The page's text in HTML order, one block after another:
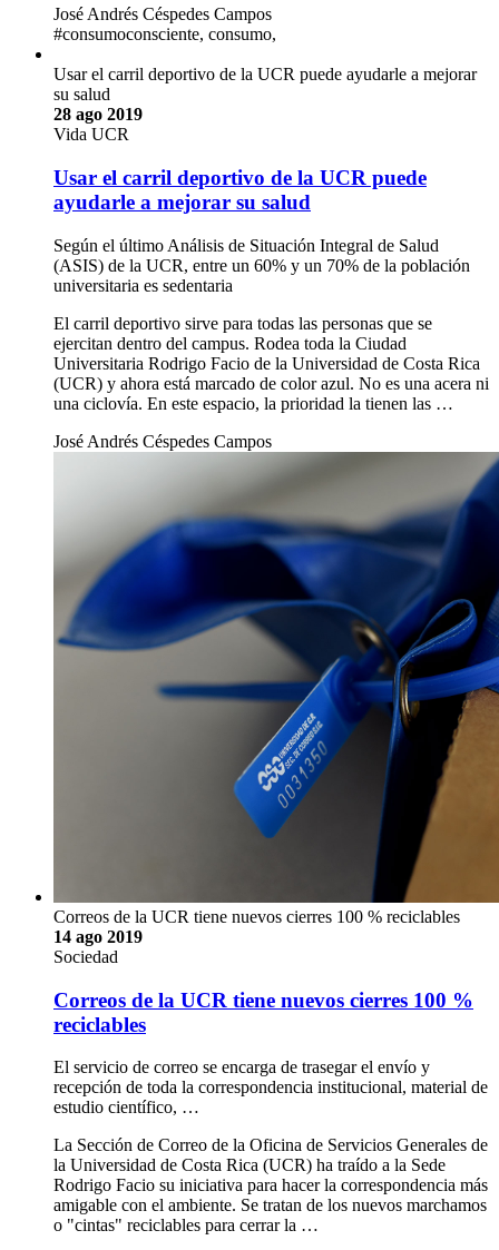
José Andrés Céspedes Campos
#consumoconsciente, consumo,
Usar el carril deportivo de la UCR puede ayudarle a mejorar
28 ago 2019
Vida UCR
Usar el carril deportivo de la UCR puede
ayudarle a mejorar su salud
Según el último Análisis de Situación Integral de Salud
(ASIS) de la UCR, entre un 60% y un 70% de la población
El carril deportivo sirve para todas las personas que se
ejercitan dentro del campus. Rodea toda la Ciudad
Universitaria Rodrigo Facio de la Universidad de Costa Rica
(UCR) y ahora está marcado de color azul. No es una acera ni
una ciclovía. En este espacio, la prioridad la tienen las …